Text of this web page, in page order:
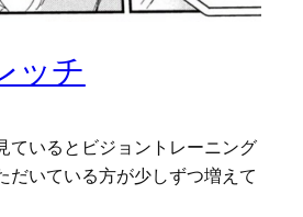
ッチ
ているとビジョントレーニング
だいている方が少しずつ増えて